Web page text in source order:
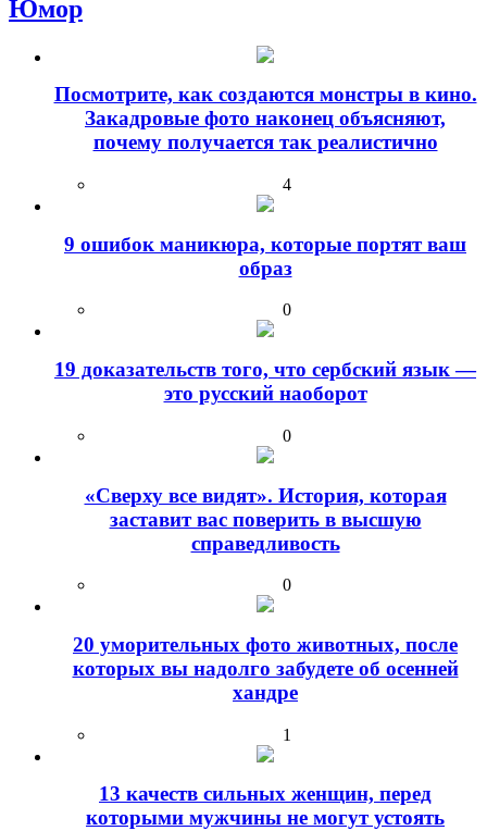
Юмор
Посмотрите, как создаются монстры в кино.
Закадровые фото наконец объясняют,
почему получается так реалистично
4
9 ошибок маникюра, которые портят ваш
образ
0
19 доказательств того, что сербский язык —
это русский наоборот
0
«Сверху все видят». История, которая
заставит вас поверить в высшую
справедливость
0
20 уморительных фото животных, после
которых вы надолго забудете об осенней
хандре
1
13 качеств сильных женщин, перед
которыми мужчины не могут устоять